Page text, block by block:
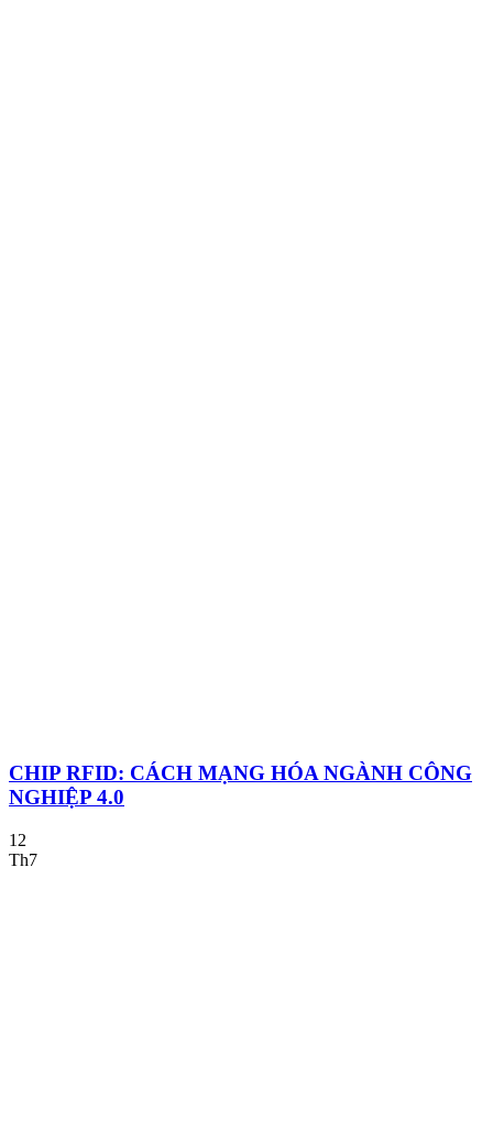
CHIP RFID: CÁCH MẠNG HÓA NGÀNH CÔNG
NGHIỆP 4.0
12
Th7